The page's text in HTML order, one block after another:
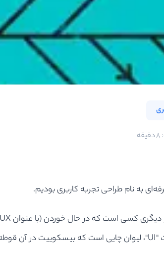
به نام طراحی تجربه کاربری بودیم.